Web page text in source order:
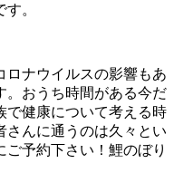
。
ロナウイルスの影響もあ
。おうち時間がある今だ
で健康について考える時
さんに通うのは久々とい
ご予約下さい！鯉のぼり